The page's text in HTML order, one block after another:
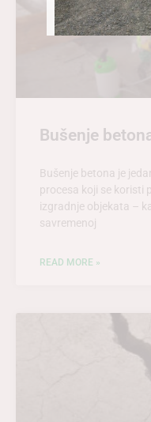
Bušenje
Bušenje betona je
procesa koji se koristi
izgradnje objekata –
savremenoj
READ MORE »